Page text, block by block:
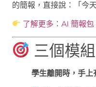
的簡報，直接說：「今
了解更多：AI 簡報包
三個模
學生離開時，手上